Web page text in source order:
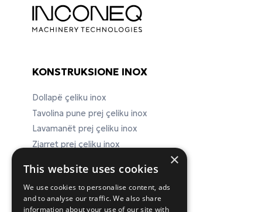
KONSTRUKSIONE INOX
Dollapë çeliku inox
Tavolina pune prej çeliku inox
Lavamanët prej çeliku inox
Zjarret prej çeliku inox
ΕΠΙΚΟΙΝΩΝΙΑ
×
This website uses cookies
We use cookies to personalise content, ads
and to analyse our traffic. We also share
information about your use of our site with